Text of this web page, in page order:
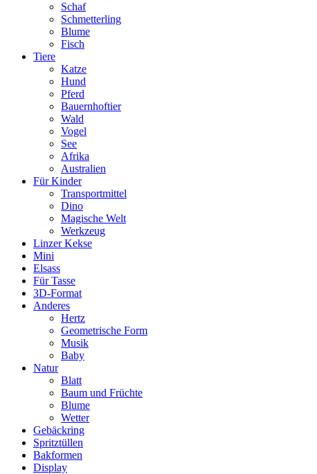
Schaf
Schmetterling
Blume
Fisch
Tiere
Katze
Hund
Pferd
Bauernhoftier
Wald
Vogel
See
Afrika
Australien
Für Kinder
Transportmittel
Dino
Magische Welt
Werkzeug
Linzer Kekse
Mini
Elsass
Für Tasse
3D-Format
Anderes
Hertz
Geometrische Form
Musik
Baby
Natur
Blatt
Baum und Früchte
Blume
Wetter
Gebäckring
Spritztüllen
Bakformen
Display